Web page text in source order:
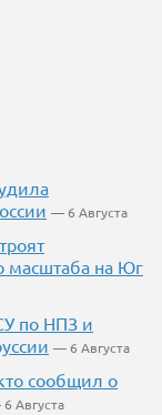
— 6 Августа
масштаба на Юг
по НПЗ и
— 6 Августа
сообщил о
Августа